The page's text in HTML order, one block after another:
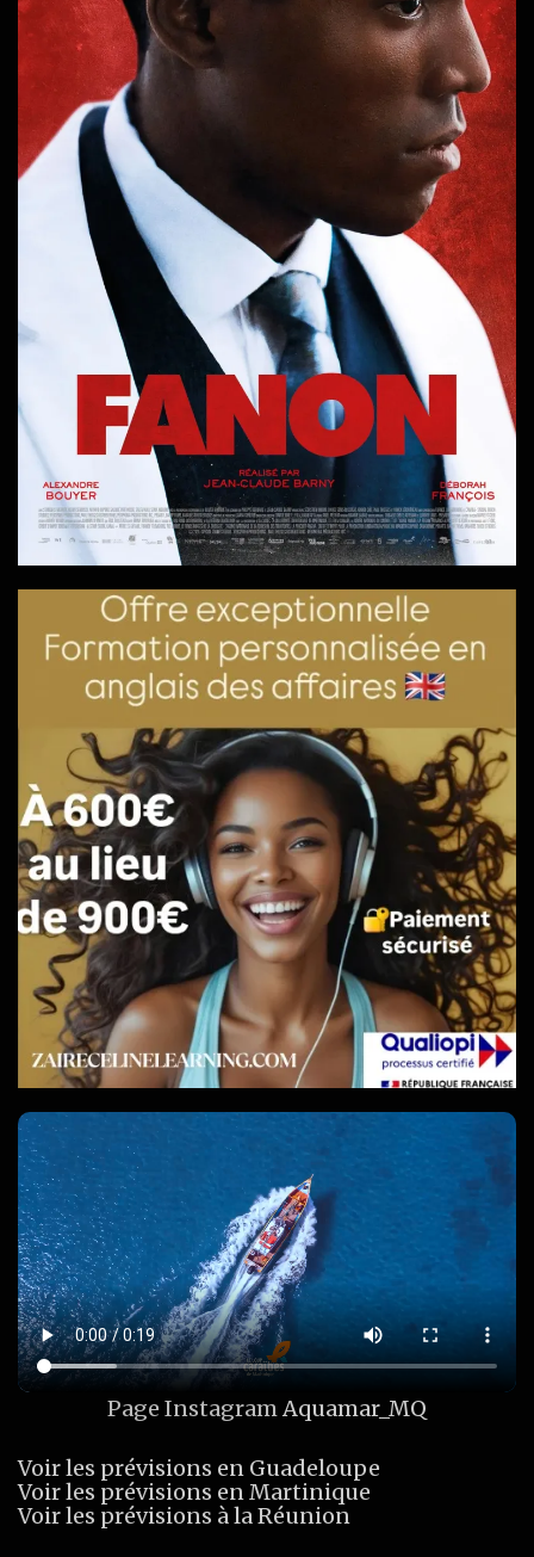
Page InstagramAquamar_MQ
Voir les prévisions en Guadeloupe
Voir les prévisions en Martinique
Voir les prévisions à la Réunion